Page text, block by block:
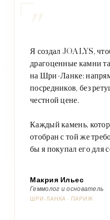
Я создал JOALYS,
драгоценные камни
на Шри-Ланке:
посредников, без
честной цене.
Каждый камень,
отобран с той же
бы я покупал его для
Макрия Ильес
Геммолог и основатель
ШРИ-ЛАНКА · ПАРИЖ